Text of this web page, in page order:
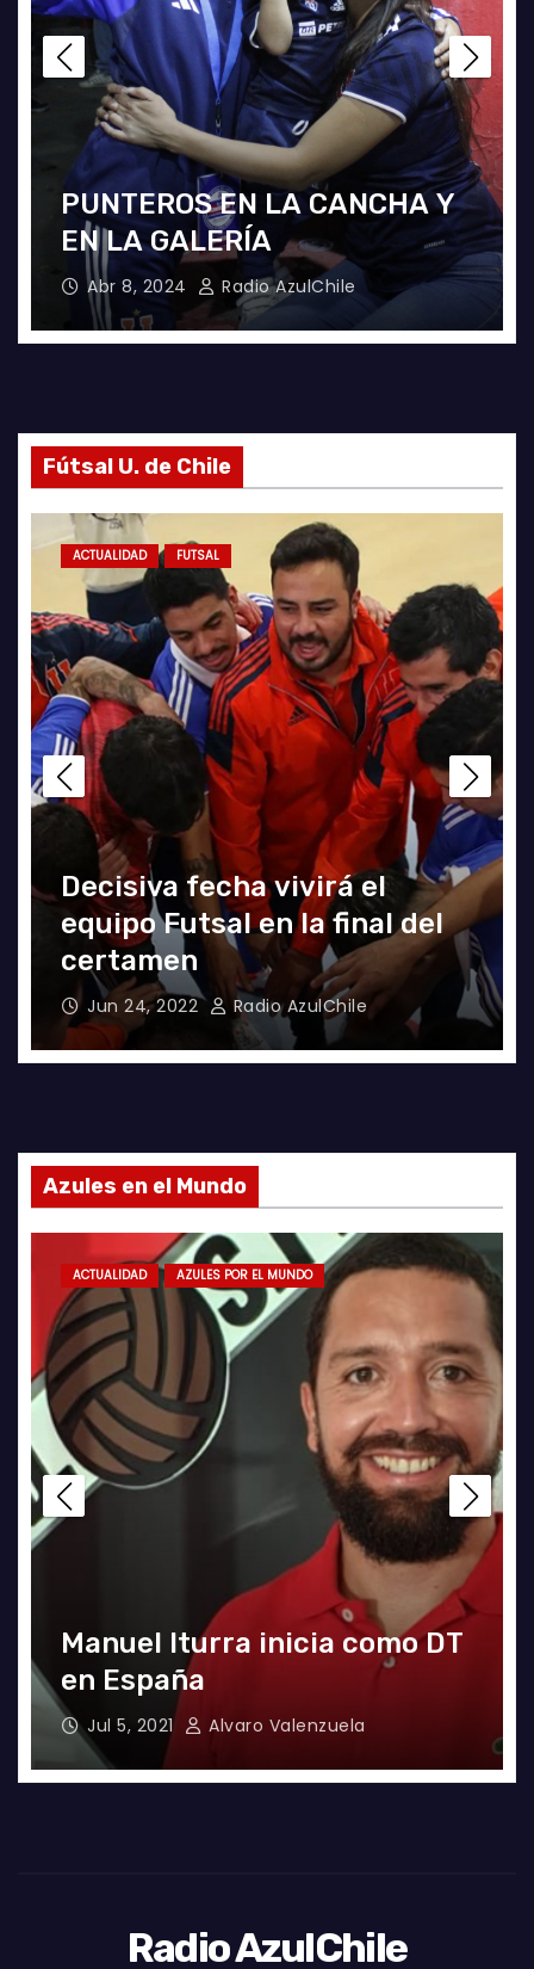
LA U FEMENINA LO GANA EN
LA PINTANA!
Abr 2, 2024 Radio AzulChile
Fútsal U. de Chile
ACTUALIDAD FUTSAL
El clásico fue azul en el
Futsal
Jun 18, 2022 Radio AzulChile
Azules en el Mundo
ACTUALIDAD AZULES POR EL MUNDO LA ROJA
El gran partido de Eugenio
Mena ante Argentina
Jun 4, 2021 Radio AzulChile
Radio AzulChile